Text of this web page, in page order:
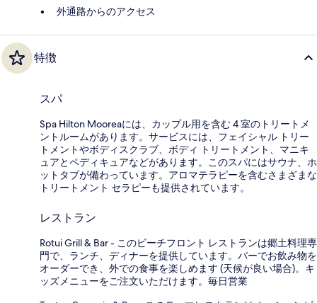
外通路からのアクセス
特徴
スパ
Spa Hilton Mooreaには、カップル用を含む 4 室のトリートメ
ントルームがあります。サービスには、フェイシャル トリー
トメントやボディスクラブ、ボディ トリートメント、マニキ
ュアとペディキュアなどがあります。このスパにはサウナ、ホ
ットタブが備わっています。アロマテラピーを含むさまざまな
トリートメント セラピーも提供されています。
レストラン
Rotui Grill & Bar - このビーチフロント レストランは郷土料理専
門で、ランチ、ディナーを提供しています。バーでお飲み物を
オーダーでき、外での食事を楽しめます (天候が良い場合)。キ
ッズメニューをご注文いただけます。毎日営業